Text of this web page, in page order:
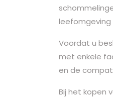
leefomgeving
Voordat u
met enkele
en de
Bij het kopen